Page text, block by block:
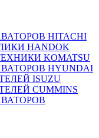
HITACHI
HANDOK
KOMATSU
HYUNDAI
ISUZU
CUMMINS